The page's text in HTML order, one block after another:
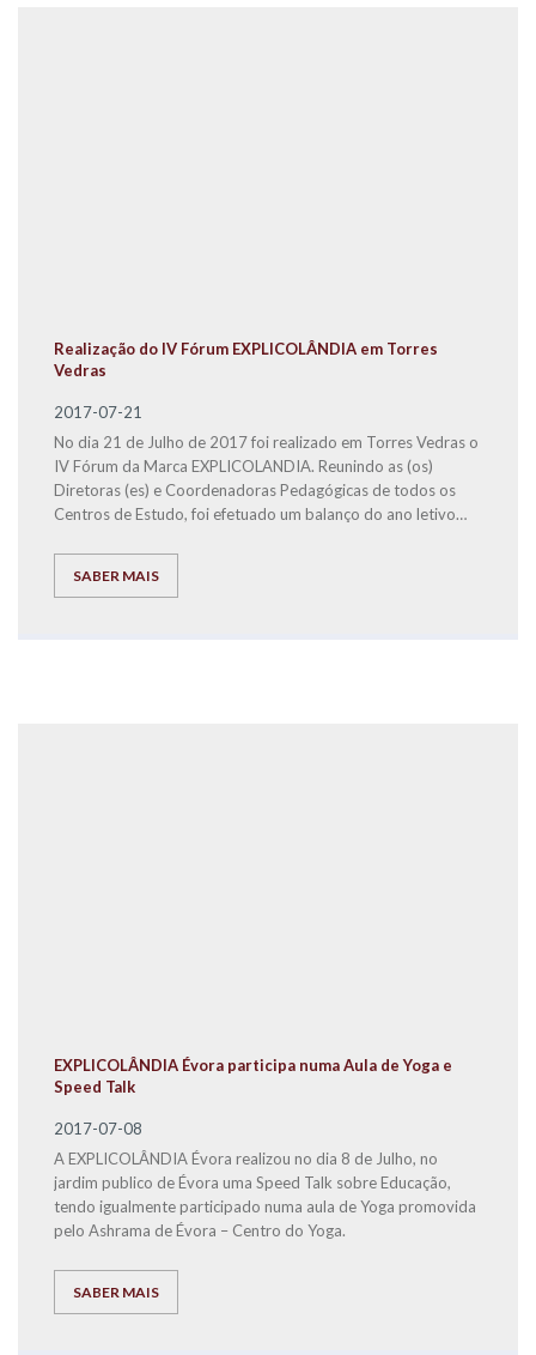
Realização do IV Fórum EXPLICOLÂNDIA em Torres
Vedras
2017-07-21
No dia 21 de Julho de 2017 foi realizado em Torres Vedras o
IV Fórum da Marca EXPLICOLANDIA. Reunindo as (os)
Diretoras (es) e Coordenadoras Pedagógicas de todos os
Centros de Estudo, foi efetuado um balanço do ano letivo
são premissas fundamentais, para que a EXPLICOLÂNDIA
SABER MAIS
EXPLICOLÂNDIA Évora participa numa Aula de Yoga e
Speed Talk
2017-07-08
A EXPLICOLÂNDIA Évora realizou no dia 8 de Julho, no
jardim publico de Évora uma Speed Talk sobre Educação,
tendo igualmente participado numa aula de Yoga promovida
pelo Ashrama de Évora – Centro do Yoga.
SABER MAIS